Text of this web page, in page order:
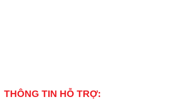
THÔNG TIN HỖ TRỢ: